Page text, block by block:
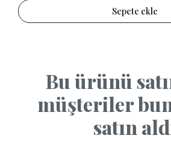
Sepete ekle
Bu ürünü
müşteriler
satın